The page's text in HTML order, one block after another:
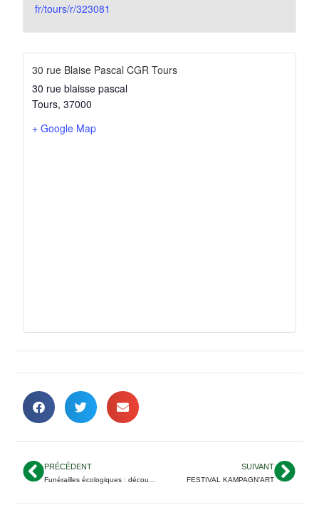
fr/tours/r/323081
30 rue Blaise Pascal CGR Tours
30 rue blaisse pascal
Tours, 37000
+ Google Map
PRÉCÉDENT SUIVANT
FESTIVAL KAMPAGN’ART